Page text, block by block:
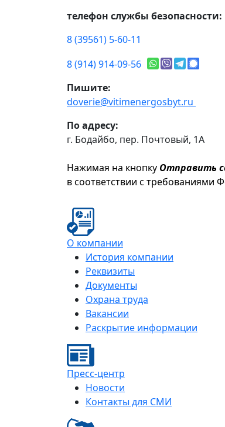
телефон службы безопасности:
8 (39561) 5-60-11
8 (914) 914-09-56
Пишите:
doverie@vitimenergosbyt.ru
По адресу:
г. Бодайбо, пер. Почтовый, 1А
Нажимая на кнопку Отправить
в соответствии с требованиями
О компании
История компании
Реквизиты
Документы
Охрана труда
Вакансии
Раскрытие информации
Пресс-центр
Новости
Контакты для СМИ